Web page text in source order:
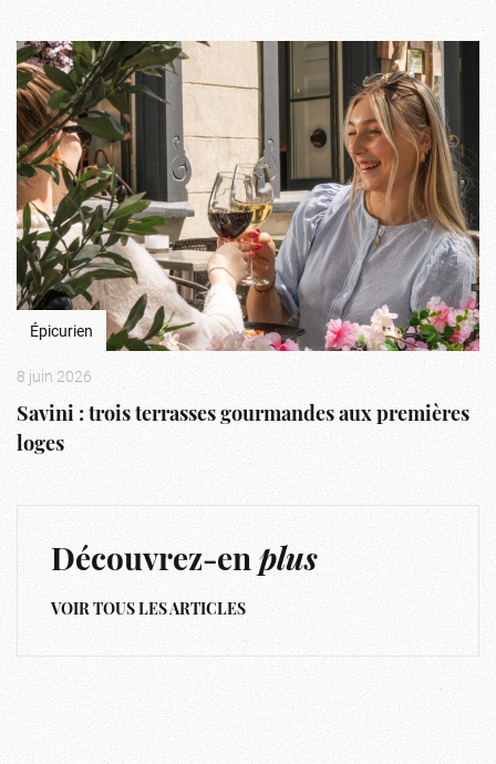
Épicurien
8 juin 2026
Savini : trois terrasses gourmandes aux premières
loges
Découvrez-enplus
VOIR TOUS LES ARTICLES